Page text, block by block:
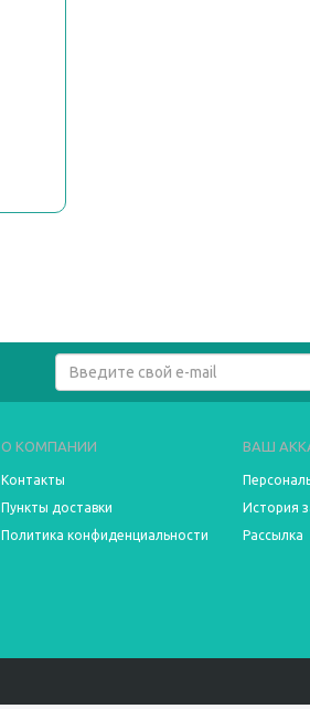
О КОМПАНИИ
Контакты
Пункты доставки
Политика конфиденциальности
ВАШ
История
Рассылка